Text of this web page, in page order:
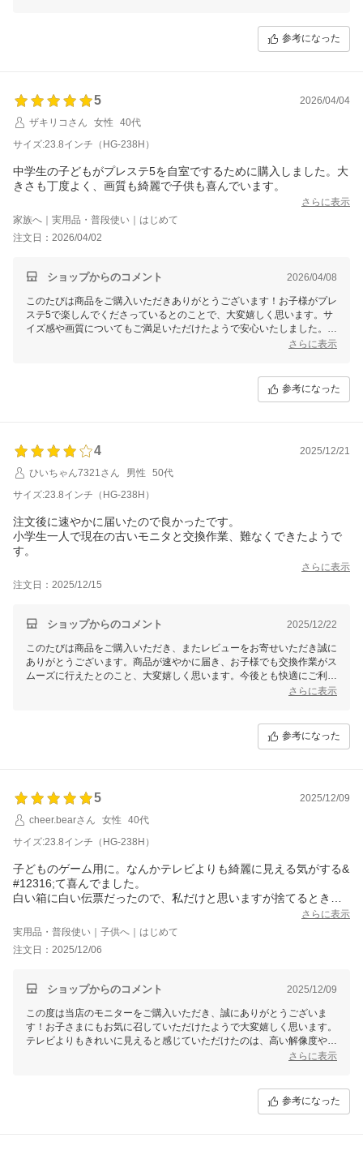
せんね。これからもご満足いただける商品とサービスを提供できるよう
参考になった
5
2026/04/04
ザキリコさん
女性
40代
サイズ:23.8インチ（HG-238H）
中学生の子どもがプレステ5を自室でするために購入しました。大
きさも丁度よく、画質も綺麗で子供も喜んでいます。
さらに表示
家族へ｜実用品・普段使い｜はじめて
注文日：2026/04/02
ショップからのコメント 2026/04/08
このたびは商品をご購入いただきありがとうございます！お子様がプレ
ステ5で楽しんでくださっているとのことで、大変嬉しく思います。サ
イズ感や画質についてもご満足いただけたようで安心いたしました。当
商品は200Hz高速リフレッシュレートや1msの応答速度で快適なゲーム
さらに表示
参考になった
4
2025/12/21
ひいちゃん7321さん
男性
50代
サイズ:23.8インチ（HG-238H）
注文後に速やかに届いたので良かったです。
小学生一人で現在の古いモニタと交換作業、難なくできたようで
す。
さらに表示
注文日：2025/12/15
ショップからのコメント 2025/12/22
このたびは商品をご購入いただき、またレビューをお寄せいただき誠に
ありがとうございます。商品が速やかに届き、お子様でも交換作業がス
ムーズに行えたとのこと、大変嬉しく思います。今後とも快適にご利用
いただければ幸いです。何かご不明な点やサポートが必要な際は、いつ
さらに表示
参考になった
5
2025/12/09
cheer.bearさん
女性
40代
サイズ:23.8インチ（HG-238H）
子どものゲーム用に。なんかテレビよりも綺麗に見える気がする&
#12316;て喜んでました。
白い箱に白い伝票だったので、私だけと思いますが捨てるときに
さらに表示
実用品・普段使い｜子供へ｜はじめて
注文日：2025/12/06
ショップからのコメント 2025/12/09
この度は当店のモニターをご購入いただき、誠にありがとうございま
す！お子さまにもお気に召していただけたようで大変嬉しく思います。
テレビよりもきれいに見えると感じていただけたのは、高い解像度や鮮
やかな色域によるものだと思います。ぜひ快適なゲーム時間をお楽しみ
白い箱に白い伝票のご指摘もありがとうございます。おっしゃる通り捨
てる際には気を付ける必要がございますね（笑）。貴重な体験をシェア
さらに表示
参考になった